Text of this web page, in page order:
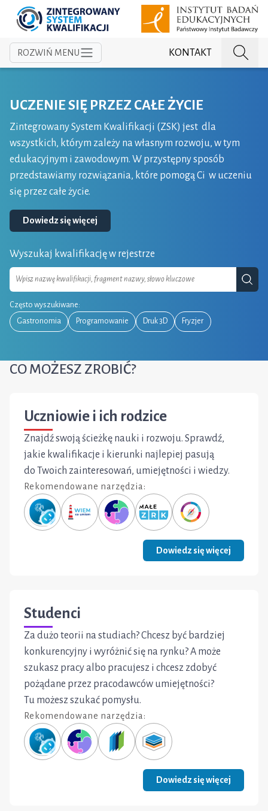
Zintegrowany
KONTAKT
ROZWIŃ MENU
UCZENIE SIĘ PRZEZ CAŁE ŻYCIE
Zintegrowany System Kwalifikacji (ZSK) jest dla
wszystkich, którym zależy na własnym rozwoju, w tym
edukacyjnym i zawodowym. W przystępny sposób
przedstawiamy rozwiązania, które pomogą Ci w uczeniu
się przez całe życie.
Dowiedz się więcej
Wyszukaj kwalifikację w rejestrze
Często wyszukiwane:
Gastronomia
Programowanie Druk 3D Fryzjer
CO MOŻESZ ZROBIĆ?
Uczniowie i ich rodzice
Znajdź swoją ścieżkę nauki i rozwoju. Sprawdź,
jakie kwalifikacje i kierunki najlepiej pasują
do Twoich zainteresowań, umiejętności i wiedzy.
Rekomendowane narzędzia:
Dowiedz się więcej
Studenci
Za dużo teorii na studiach? Chcesz być bardziej
konkurencyjny i wyróżnić się na rynku? A może
szukasz pracy albo pracujesz i chcesz zdobyć
pożądane przez pracodawców umiejętności?
Tu możesz szukać pomysłu.
Rekomendowane narzędzia:
Dowiedz się więcej